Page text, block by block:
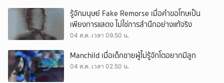
รู้จักมนุษย์ Fake Remorse เมื่อคำขอโทษเป็น
เพียงการแสดง ไม่ใช่การสำนึกอย่างแท้จริง
04 ส.ค. เวลา 09.50 น.
Manchild เมื่อเด็กชายผู้ไม่รู้จักโตอยากมีลูก
04 ส.ค. เวลา 02.50 น.